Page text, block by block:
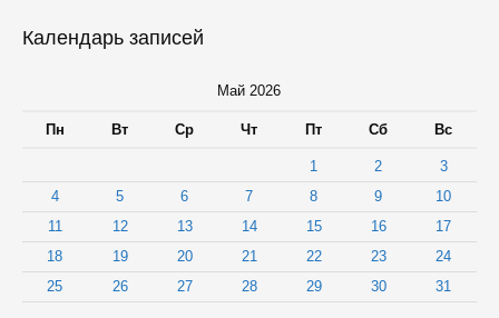
Календарь записей
Май 2026
Пн Вт Ср Чт Пт Сб Вс
1 2
3
4
5 6 7 8 9
10
11
12 13 14 15 16
17
18
19 20 21 22 23
24
25
26 27 28 29 30 31